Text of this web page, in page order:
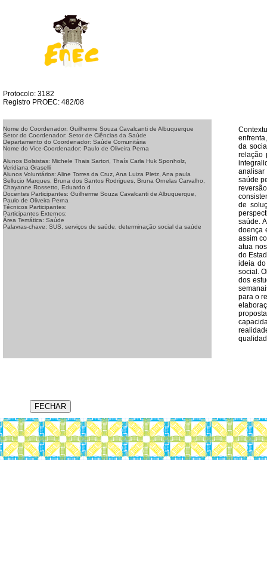
Nome do Coordenador: Guilherme Souza Cavalcanti de Albuquerque
Setor do Coordenador: Setor de Ciências da Saúde
Departamento do Coordenador: Saúde Comunitária
Nome do Vice-Coordenador: Paulo de Oliveira Perna
Alunos Bolsistas: Michele Thais Sartori, Thaís Carla Huk Sponholz,
Veridiana Graselli
Alunos Voluntários: Aline Torres da Cruz, Ana Luiza Pletz, Ana paula
Sellucio Marques, Bruna dos Santos Rodrigues, Bruna Ornelas Carvalho,
Chayanne Rossetto, Eduardo d
Docentes Participantes: Guilherme Souza Cavalcanti de Albuquerque,
Paulo de Oliveira Perna
Técnicos Participantes:
Participantes Externos:
Área Temática: Saúde
Palavras-chave: SUS, serviços de saúde, determinação social da saúde
da
relação
analisar
saúde
de
saúde.
doença
assim
atua
do
ideia do
social.
dos
para o
Protocolo: 3182
Registro PROEC: 482/08